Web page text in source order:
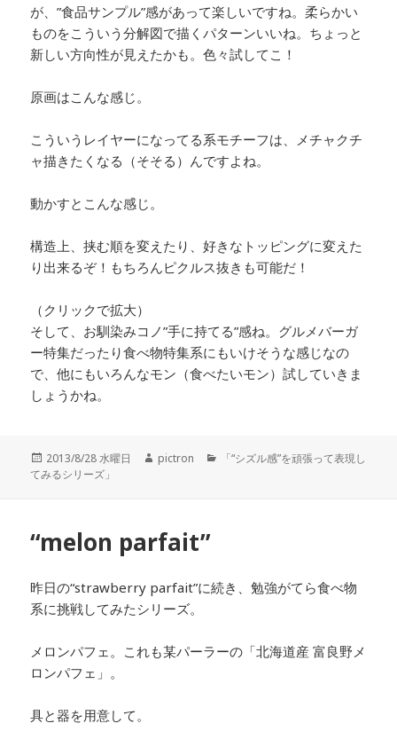
が、”食品サンプル”感があって楽しいですね。柔らかい
ものをこういう分解図で描くパターンいいね。ちょっと
新しい方向性が見えたかも。色々試してこ！
原画はこんな感じ。
こういうレイヤーになってる系モチーフは、メチャクチ
ャ描きたくなる（そそる）んですよね。
動かすとこんな感じ。
構造上、挟む順を変えたり、好きなトッピングに変えた
り出来るぞ！もちろんピクルス抜きも可能だ！
（クリックで拡大）
そして、お馴染みコノ”手に持てる”感ね。グルメバーガ
ー特集だったり食べ物特集系にもいけそうな感じなの
で、他にもいろんなモン（食べたいモン）試していきま
しょうかね。
投
稿
2013/8/28 水曜日
作
pictron
カ
「“シズル感”を頑張って表現し
てみるシリーズ」
“melon parfait”
昨日の“strawberry parfait”に続き、勉強がてら食べ物
系に挑戦してみたシリーズ。
メロンパフェ。これも某パーラーの「北海道産 富良野メ
ロンパフェ」。
具と器を用意して。